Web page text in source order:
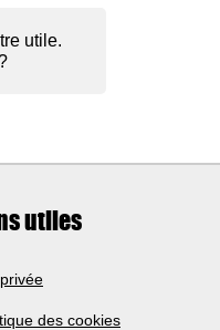
utile.
utiles
des cookies